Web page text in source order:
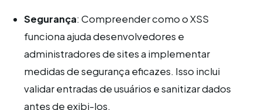
Segurança: Compreender como o XSS
funciona ajuda desenvolvedores e
administradores de sites a implementar
medidas de segurança eficazes. Isso inclui
validar entradas de usuários e sanitizar dados
antes de exibi-los.